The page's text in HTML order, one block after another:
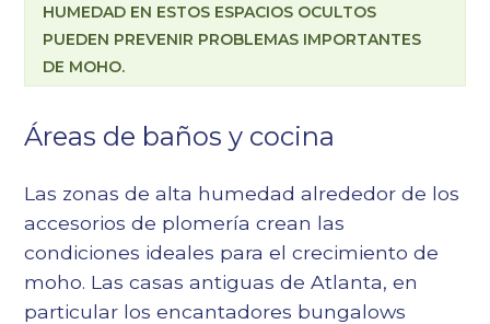
HUMEDAD EN ESTOS ESPACIOS OCULTOS
PUEDEN PREVENIR PROBLEMAS IMPORTANTES
DE MOHO.
Áreas de baños y cocina
Las zonas de alta humedad alrededor de los
accesorios de plomería crean las
condiciones ideales para el crecimiento de
moho. Las casas antiguas de Atlanta, en
particular los encantadores bungalows